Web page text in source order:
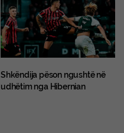
Shkëndija pëson ngushtë në
udhëtim nga Hibernian